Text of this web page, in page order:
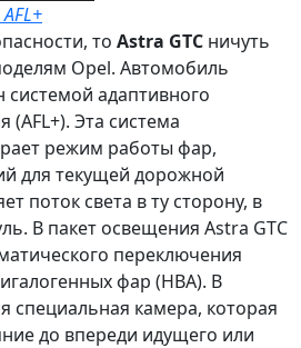
то Astra GTC ничуть
Opel. Автомобиль
системой адаптивного
(AFL+). Эта система
режим работы фар,
для текущей дорожной
поток света в ту сторону, в
В пакет освещения Astra GTC
переключения
фар (HBA). В
специальная камера, которая
до впереди идущего или